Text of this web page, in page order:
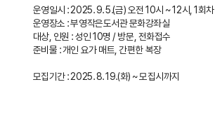
운영일시 : 2025. 9. 5.(금) 오전 10시 ~ 12시, 1회차
운영장소 : 부영작은도서관 문화강좌실
대상, 인원 : 성인 10명 / 방문, 전화접수
준비물 : 개인 요가 매트, 간편한 복장
모집기간 : 2025. 8. 19.(화) ~ 모집시까지